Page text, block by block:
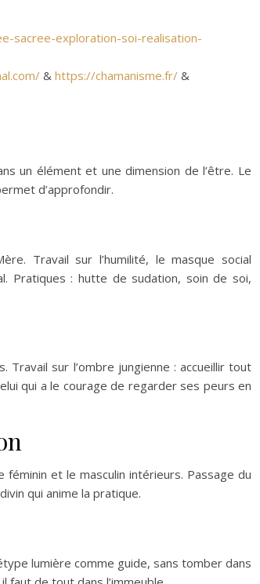
sacree-exploration-soi-realisation-
& https://chamanisme.fr/ &
un élément et une dimension de l’être. Le
d’approfondir.
Travail sur l’humilité, le masque social
Pratiques : hutte de sudation, soin de soi,
Travail sur l’ombre jungienne : accueillir tout
qui a le courage de regarder ses peurs en
féminin et le masculin intérieurs. Passage du
qui anime la pratique.
lumière comme guide, sans tomber dans